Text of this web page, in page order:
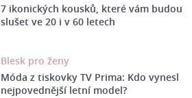
7 ikonických kousků, které vám budou
slušet ve 20 i v 60 letech
Blesk pro ženy
Móda z tiskovky TV Prima: Kdo vynesl
nejpovednější letní model?